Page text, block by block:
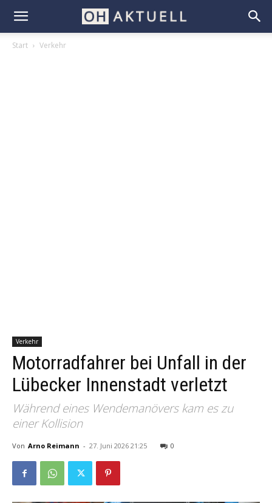
Start Verkehr
Verkehr
Motorradfahrer bei Unfall in der
Lübecker Innenstadt verletzt
Während eines Wendemanövers kam es zu
einer Kollision
Von Arno Reimann - 27. Juni 2026 21:25 0